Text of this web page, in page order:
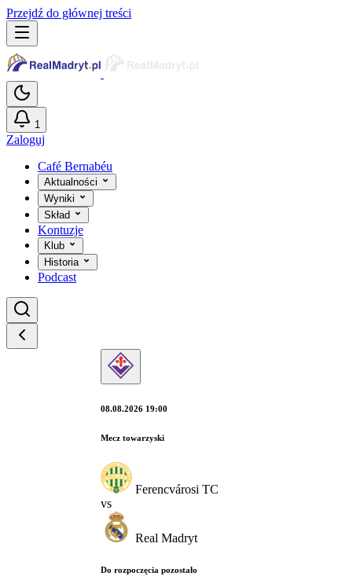
Przejdź do głównej treści
1
Zaloguj
Café Bernabéu
Aktualności
Wyniki
Skład
Kontuzje
Klub
Historia
Podcast
08.08.2026 19:00
Mecz towarzyski
Ferencvárosi TC
vs
Real Madryt
Do rozpoczęcia pozostało